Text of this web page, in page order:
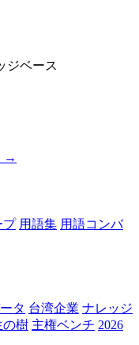
ジベース
→
プ 用語集 用語コンバ
タ 台湾企業 ナレッジ
の樹 主権ベンチ 2026